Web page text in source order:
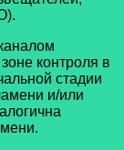
контроля в
стадии
и/или